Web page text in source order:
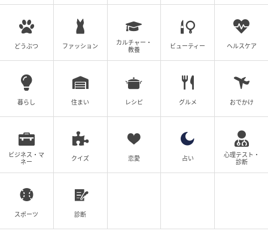
#63 娘を産めとの重圧…うんざりだ
次の話を読む
母が私を手放さない
海原こうめ
全話一覧を見る
クリエイター情報
どうぶつ ファッション
カルチャー・
教養
ビューティー ヘルスケア
暮らし 住まい レシピ グルメ おでかけ
ビジネス・マ
ネー
クイズ 恋愛 占い
心理テスト・
診断
スポーツ 診断